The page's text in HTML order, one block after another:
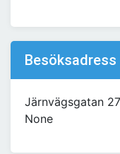
Besöksadress
Järnvägsgatan 27
None